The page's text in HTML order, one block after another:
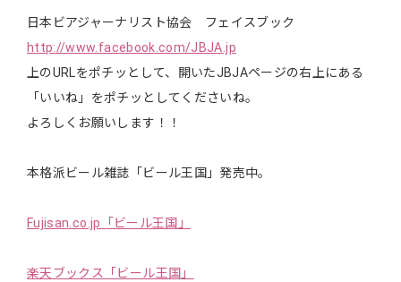
日本ビアジャーナリスト協会 フェイスブック
http://www.facebook.com/JBJA.jp
上のURLをポチッとして、開いたJBJAページの右上にある
「いいね」をポチッとしてくださいね。
よろしくお願いします！！
本格派ビール雑誌「ビール王国」発売中。
Fujisan.co.jp「ビール王国」
楽天ブックス「ビール王国」